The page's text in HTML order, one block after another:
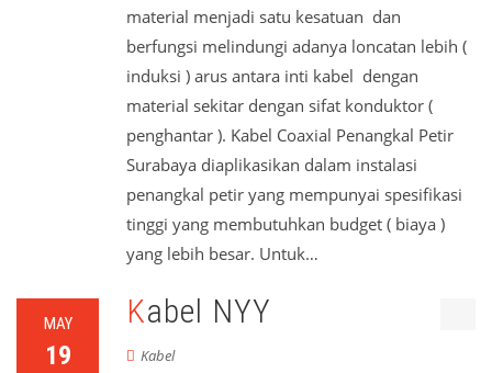
material menjadi satu kesatuan dan
berfungsi melindungi adanya loncatan lebih (
induksi ) arus antara inti kabel dengan
material sekitar dengan sifat konduktor (
penghantar ). Kabel Coaxial Penangkal Petir
Surabaya diaplikasikan dalam instalasi
penangkal petir yang mempunyai spesifikasi
tinggi yang membutuhkan budget ( biaya )
yang lebih besar. Untuk…
MAY
19
Kabel NYY
Kabel